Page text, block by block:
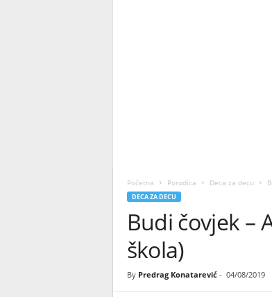
Početna Porodica Deca za decu
DECA ZA DECU
Budi čovjek –
škola)
By Predrag Konatarević- 04/08/2019